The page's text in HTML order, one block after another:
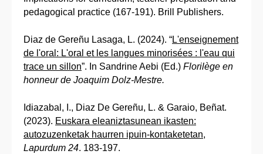
pedagogical practice (167-191). Brill Publishers.
Diaz de Gereñu Lasaga, L. (2024). “L'enseignement
de l'oral: L'oral et les langues minorisées : l'eau qui
trace un sillon”. In Sandrine Aebi (Ed.) Florilège en
honneur de Joaquim Dolz-Mestre.
Idiazabal, I., Diaz De Gereñu, L. & Garaio, Beñat.
(2023). Euskara eleaniztasunean ikasten:
autozuzenketak haurren ipuin-kontaketetan,
Lapurdum 24. 183-197.